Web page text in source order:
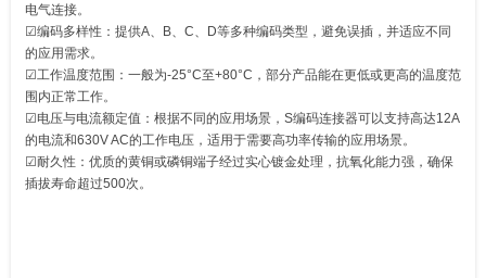
电气连接。
☑编码多样性：提供A、B、C、D等多种编码类型，避免误插，并适应不同
的应用需求。
☑工作温度范围：一般为-25°C至+80°C，部分产品能在更低或更高的温度范
围内正常工作。
‌☑电压与电流额定值：根据不同的应用场景，S编码连接器可以支持高达12A
的电流和630V AC的工作电压，适用于需要高功率传输的应用场景。
☑耐久性：优质的黄铜或磷铜端子经过实心镀金处理，抗氧化能力强，确保
插拔寿命超过500次。